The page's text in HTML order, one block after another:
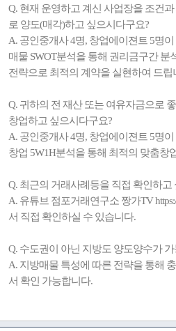
Q. 현재 운영하고 계신 사업장을 조건
로 양도(매각)하고 싶으시다구요?
A. 공인중개사 4명, 창업에이젼트 5명
매물 SWOT분석을 통해 권리금구간 분
전략으로 최적의 계약을 실현하여 드립
Q. 귀하의 전 재산 또는 여유자금으로
창업하고 싶으시다구요?
A. 공인중개사 4명, 창업에이젼트 5명
창업 5W1H분석을 통해 최적의 맞춤창
Q. 최근의 거래사례등을 직접 확인하고
A. 유튜브 점포거래연구소 짱가TV
서 직접 확인하실 수 있습니다.
Q. 수도권이 아닌 지방도 양도양수가
A. 지방매물 특성에 따른 전략을 통해
서 확인 가능합니다.